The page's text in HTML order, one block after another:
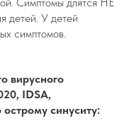
детей. У детей
симптомов.
вирусного
IDSA,
синуситу: